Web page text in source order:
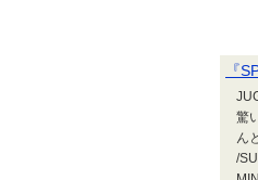
『
驚
ん
/